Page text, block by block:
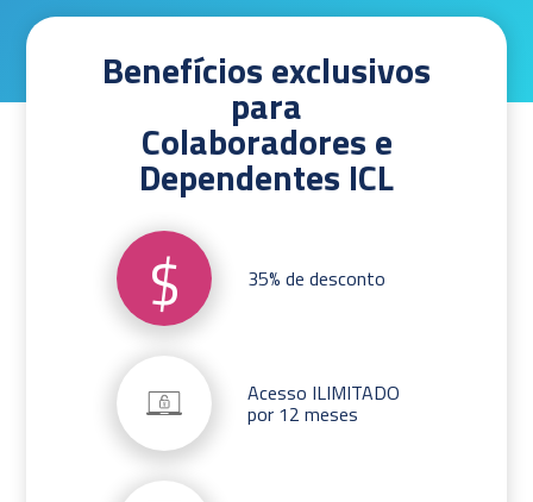
Benefícios exclusivos
para
Colaboradores e
Dependentes ICL
$ 35% de desconto
Acesso ILIMITADO
por 12 meses